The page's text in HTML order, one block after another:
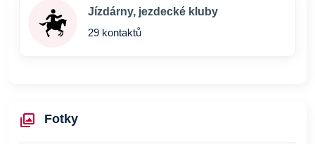
Jízdárny, jezdecké kluby
29 kontaktů
Fotky